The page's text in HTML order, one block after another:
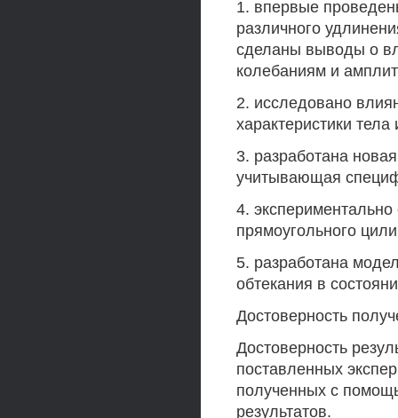
1. впервые
различного
сделаны выводы о
колебаниям и
2. исследовано
характеристики
3. разработана
учитывающая
4.
прямоугольного
5. разработана
обтекания в
Достоверность
Достоверность
поставленных
полученных с
результатов.